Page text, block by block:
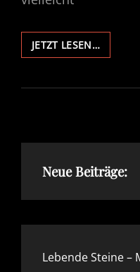
JETZT LESEN…
–
Neue Beiträge:
Lebende Steine –